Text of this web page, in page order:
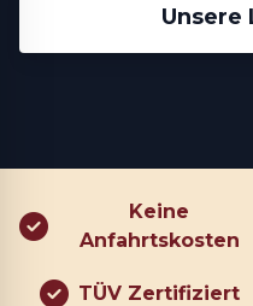
Unsere
Keine
Anfahrtskosten
TÜV Zertifiziert